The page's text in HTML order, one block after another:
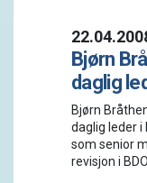
Bjørn
daglig
Bjørn
daglig leder i
som senior
revisjon i